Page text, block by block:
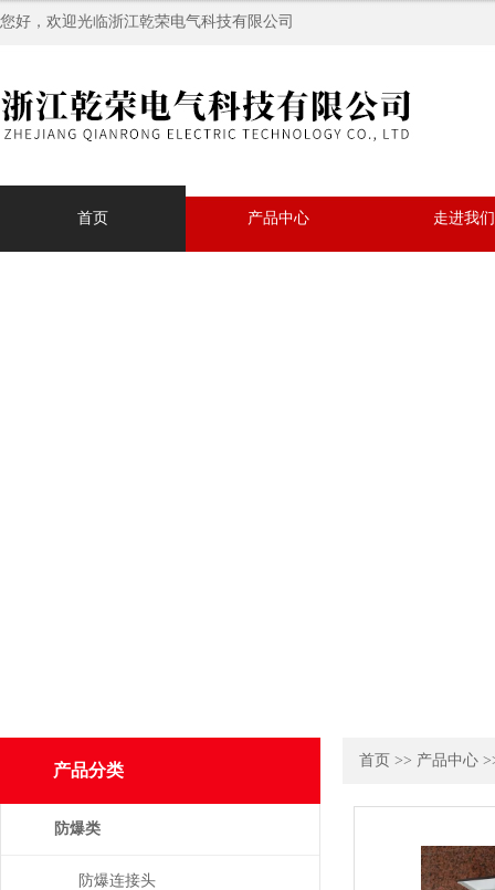
您好，欢迎光临浙江乾荣电气科技有限公司
首页 产品中心 走进我们
首页 >> 产品中心
产品分类
防爆类
防爆连接头